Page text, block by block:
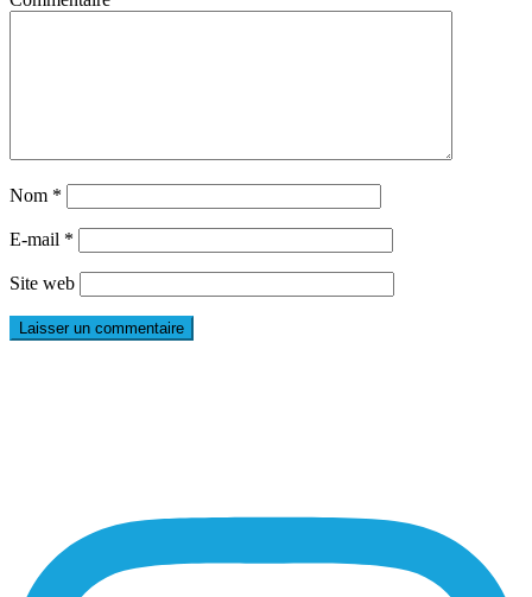
Nom *
E-mail *
Site web